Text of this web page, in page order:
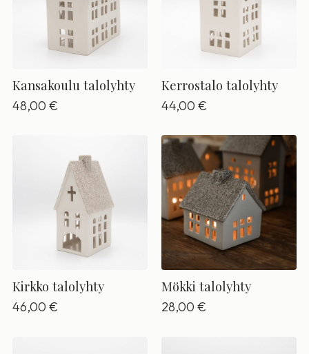
Kansakoulu talolyhty
48,00€
Kerrostalo talolyhty
44,00 €
Kirkko talolyhty
46,00€
Mökki talolyhty
28,00 €